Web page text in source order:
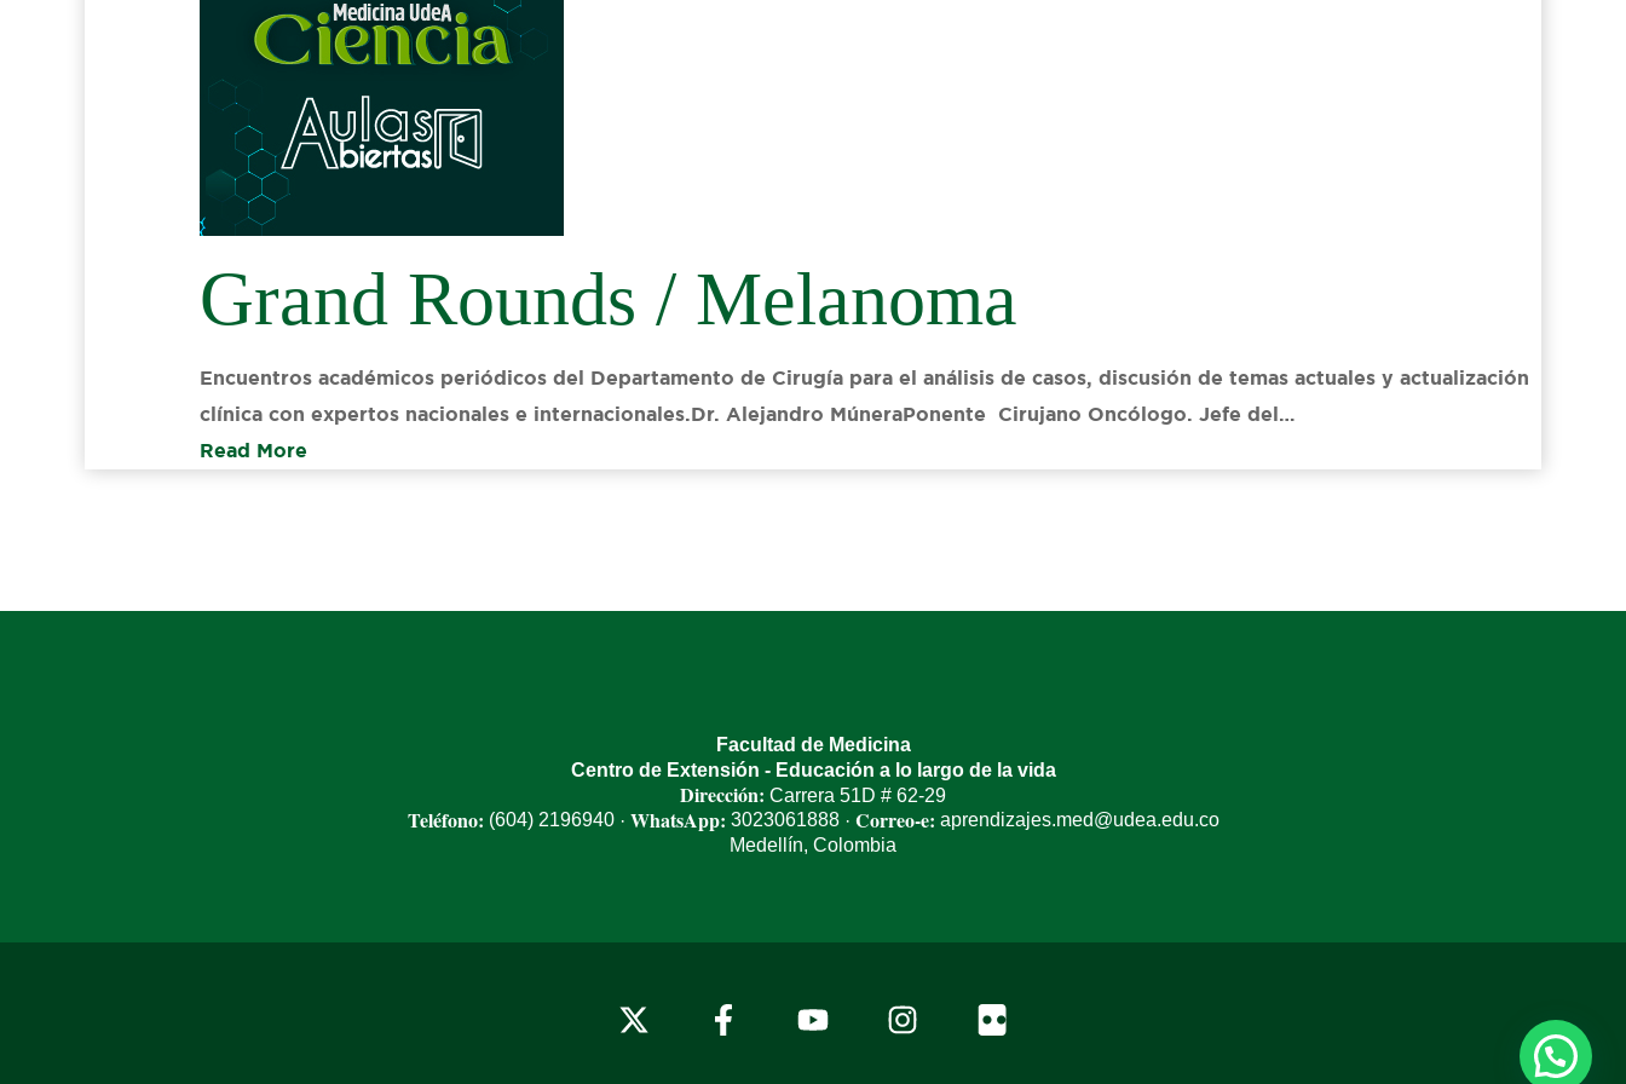
Grand Rounds / Melanoma
Encuentros académicos periódicos del Departamento de Cirugía para el análisis de casos, discusión de temas actuales y actualización
clínica con expertos nacionales e internacionales.Dr. Alejandro MúneraPonente Cirujano Oncólogo. Jefe del…
Read More
Facultad de Medicina
Centro de Extensión - Educación a lo largo de la vida
Dirección: Carrera 51D # 62-29
Teléfono: (604) 2196940· WhatsApp: 3023061888· Correo-e: aprendizajes.med@udea.edu.co
Medellín, Colombia
x-
facebook instagram flickr